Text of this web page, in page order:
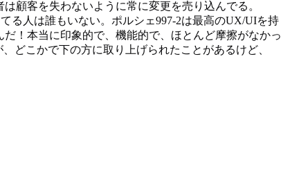
顧客を失わないように常に変更を売り込んでる。
る人は誰もいない。ポルシェ997-2は最高のUX/UIを持
！本当に印象的で、機能的で、ほとんど摩擦がなかっ
どこかで下の方に取り上げられたことがあるけど、